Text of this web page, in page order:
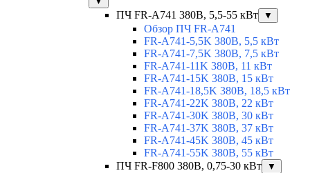
ПЧ FR-A741 380В, 5,5-55 кВт ▼
Обзор ПЧ FR-A741
FR-A741-5,5K 380В, 5,5 кВт
FR-A741-7,5K 380В, 7,5 кВт
FR-A741-11K 380В, 11 кВт
FR-A741-15K 380В, 15 кВт
FR-A741-18,5K 380В, 18,5 кВт
FR-A741-22K 380В, 22 кВт
FR-A741-30K 380В, 30 кВт
FR-A741-37K 380В, 37 кВт
FR-A741-45K 380В, 45 кВт
FR-A741-55K 380В, 55 кВт
ПЧ FR-F800 380В, 0,75-30 кВт
▼